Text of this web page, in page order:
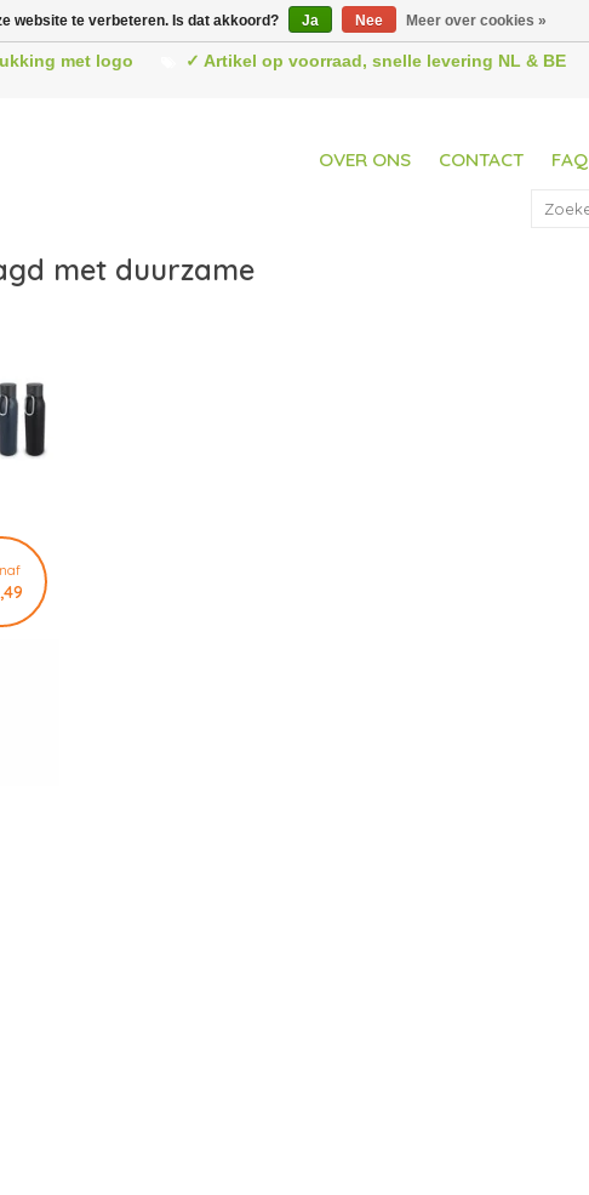
met logo
✓ Artikel op voorraad, snelle levering NL & BE
OVER ONS CONTACT FAQ
met duurzame
website te verbeteren. Is dat akkoord? Ja Nee Meer over cookies »